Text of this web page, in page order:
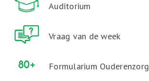
Auditorium
Vraag van de week
Formularium Ouderenzorg